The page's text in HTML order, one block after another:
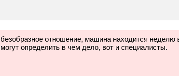
безобразное отношение, машина находится неделю
могут определить в чем дело, вот и специалисты.